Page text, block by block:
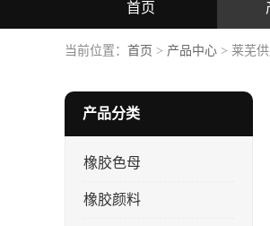
首页
当前位置： 首页 > 产品中心 > 莱芜
产品分类
橡胶色母
橡胶颜料